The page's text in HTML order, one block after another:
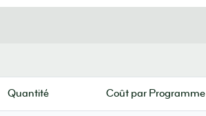
Quantité Coût par Programme